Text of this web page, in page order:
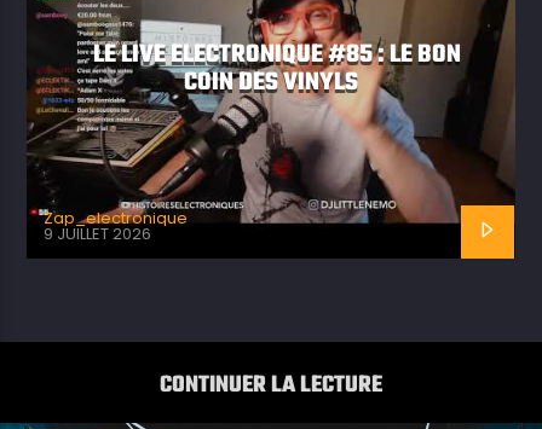
LE LIVE ELECTRONIQUE #85 : LE BON
COIN DES VINYLS
Zap_electronique
9 JUILLET 2026
CONTINUER LA LECTURE